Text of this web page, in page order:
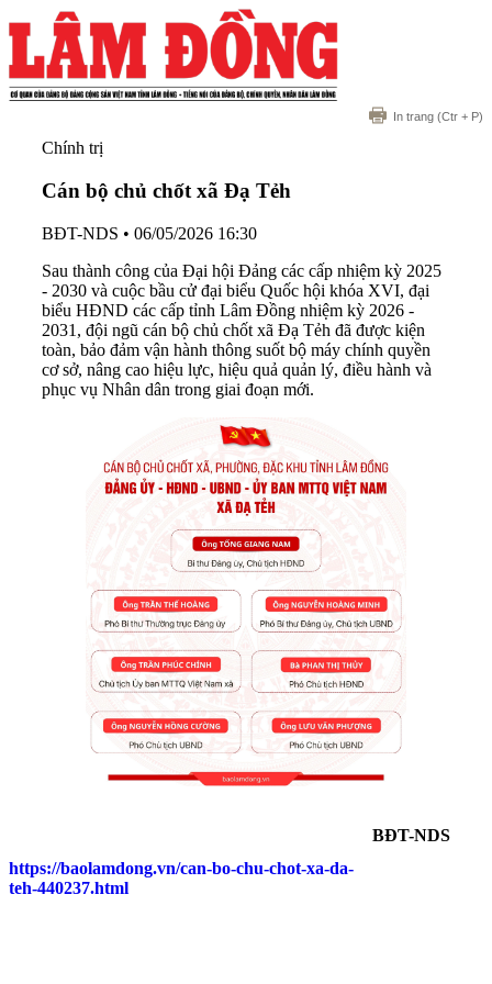
In trang (Ctr + P)
Chính trị
Cán bộ chủ chốt xã Đạ Tẻh
BĐT-NDS • 06/05/2026 16:30
Sau thành công của Đại hội Đảng các cấp nhiệm kỳ 2025
- 2030 và cuộc bầu cử đại biểu Quốc hội khóa XVI, đại
biểu HĐND các cấp tỉnh Lâm Đồng nhiệm kỳ 2026 -
2031, đội ngũ cán bộ chủ chốt xã Đạ Tẻh đã được kiện
toàn, bảo đảm vận hành thông suốt bộ máy chính quyền
cơ sở, nâng cao hiệu lực, hiệu quả quản lý, điều hành và
phục vụ Nhân dân trong giai đoạn mới.
BĐT-NDS
https://baolamdong.vn/can-bo-chu-chot-xa-da-
teh-440237.html